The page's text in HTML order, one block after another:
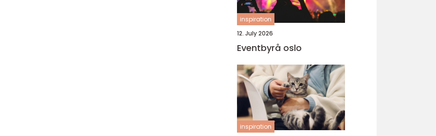
inspiration
12. July 2026
Eventbyrå oslo
inspiration